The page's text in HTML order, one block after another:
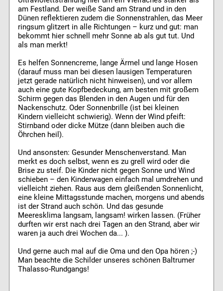
am Festland. Der weiße Sand am Strand und in den
Dünen reflektieren zudem die Sonnenstrahlen, das Meer
ringsum glitzert in alle Richtungen – kurz und gut: man
bekommt hier schnell mehr Sonne ab als gut tut. Und
als man merkt!
Es helfen Sonnencreme, lange Ärmel und lange Hosen
(darauf muss man bei diesen lausigen Temperaturen
jetzt gerade natürlich nicht hinweisen), und vor allem
auch eine gute Kopfbedeckung, am besten mit großem
Schirm gegen das Blenden in den Augen und für den
Nackenschutz. Oder Sonnenbrille (ist bei kleinen
Kindern vielleicht schwierig). Wenn der Wind pfeift:
Stirnband oder dicke Mütze (dann bleiben auch die
Öhrchen heil).
Und ansonsten: Gesunder Menschenverstand. Man
merkt es doch selbst, wenn es zu grell wird oder die
Brise zu steif. Die Kinder nicht gegen Sonne und Wind
schieben – den Kinderwagen einfach mal umdrehen und
vielleicht ziehen. Raus aus dem gleißenden Sonnenlicht,
eine kleine Mittagsstunde machen, morgens und abends
ist der Strand auch schön. Und das gesunde
Meeresklima langsam, langsam! wirken lassen. (Früher
durften wir erst nach drei Tagen an den Strand, aber wir
waren ja auch drei Wochen da... ).
Und gerne auch mal auf die Oma und den Opa hören ;-)
Man beachte die Schilder unseres schönen Baltrumer
Thalasso-Rundgangs!